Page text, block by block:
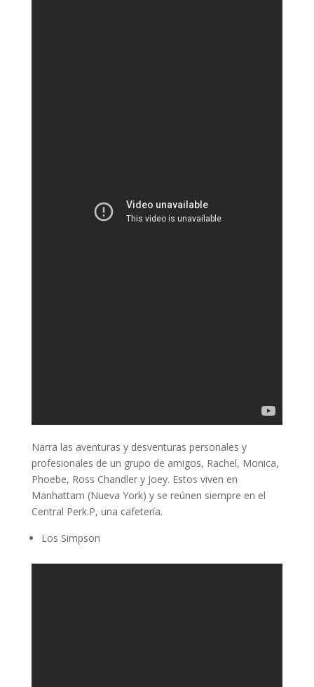
Narra las aventuras y desventuras personales y
profesionales de un grupo de amigos, Rachel, Monica,
Phoebe, Ross Chandler y Joey. Estos viven en
Manhattam (Nueva York) y se reúnen siempre en el
Central Perk.P, una cafetería.
Los Simpson